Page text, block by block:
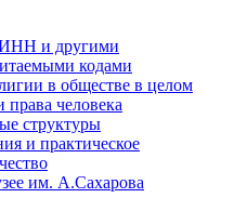
ИНН и другими
кодами
в обществе в целом
права человека
структуры
и практическое
им. А.Сахарова